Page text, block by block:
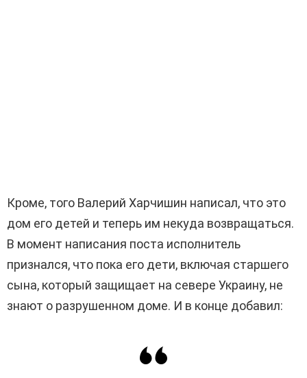
Кроме, того Валерий Харчишин написал, что это
дом его детей и теперь им некуда возвращаться.
В момент написания поста исполнитель
признался, что пока его дети, включая старшего
сына, который защищает на севере Украину, не
знают о разрушенном доме. И в конце добавил: